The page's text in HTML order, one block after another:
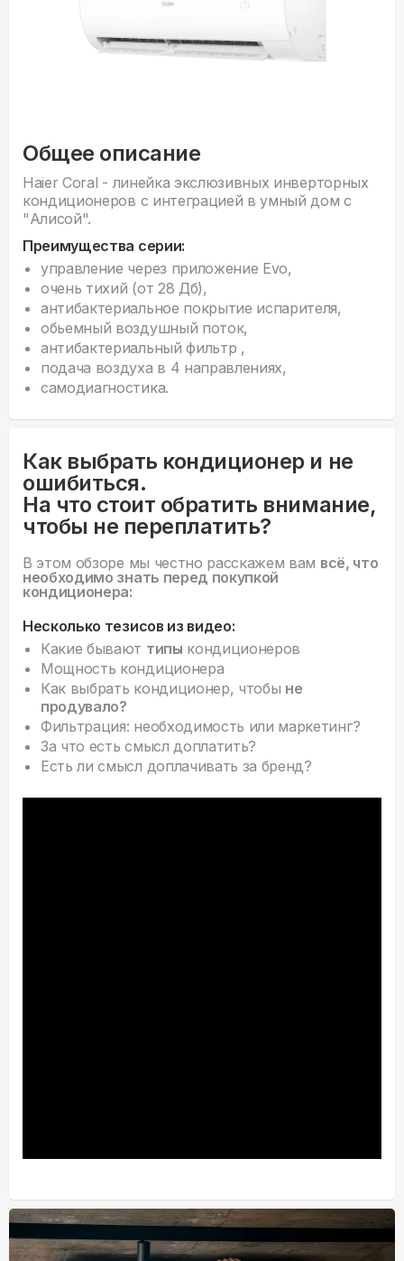
Общее описание
Haier Coral - линейка экслюзивных инверторных
кондиционеров с интеграцией в умный дом с
"Алисой".
Преимущества серии:
управление через приложение Evo,
очень тихий (от 28 Дб),
антибактериальное покрытие испарителя,
обьемный воздушный поток,
антибактериальный фильтр ,
подача воздуха в 4 направлениях,
самодиагностика.
Как выбрать кондиционер и не
ошибиться.
На что стоит обратить внимание,
чтобы не переплатить?
В этом обзоре мы честно расскажем вам всё, что
необходимо знать перед покупкой
кондиционера:
Несколько тезисов из видео:
Какие бывают типы кондиционеров
Мощность кондиционера
Как выбрать кондиционер, чтобы не
продувало?
Фильтрация: необходимость или маркетинг?
За что есть смысл доплатить?
Есть ли смысл доплачивать за бренд?